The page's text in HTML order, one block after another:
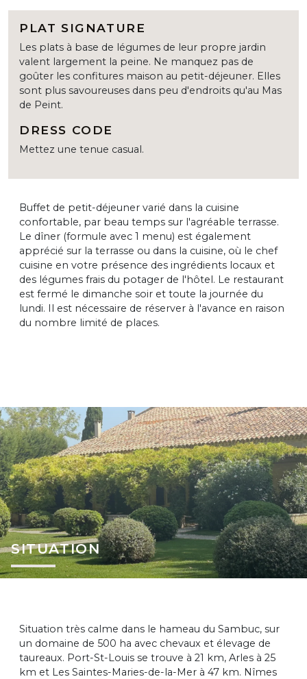
PLAT SIGNATURE
Les plats à base de légumes de leur propre jardin
valent largement la peine. Ne manquez pas de
goûter les confitures maison au petit-déjeuner. Elles
sont plus savoureuses dans peu d'endroits qu'au Mas
de Peint.
DRESS CODE
Mettez une tenue casual.
Buffet de petit-déjeuner varié dans la cuisine
confortable, par beau temps sur l'agréable terrasse.
Le dîner (formule avec 1 menu) est également
apprécié sur la terrasse ou dans la cuisine, où le chef
cuisine en votre présence des ingrédients locaux et
des légumes frais du potager de l'hôtel. Le restaurant
est fermé le dimanche soir et toute la journée du
lundi. Il est nécessaire de réserver à l'avance en raison
du nombre limité de places.
SITUATION
Situation très calme dans le hameau du Sambuc, sur
un domaine de 500 ha avec chevaux et élevage de
taureaux. Port-St-Louis se trouve à 21 km, Arles à 25
km et Les Saintes-Maries-de-la-Mer à 47 km. Nîmes